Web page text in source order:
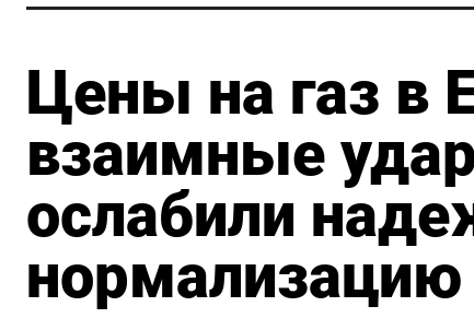
Цены на газ в
взаимные
ослабили
нормализацию